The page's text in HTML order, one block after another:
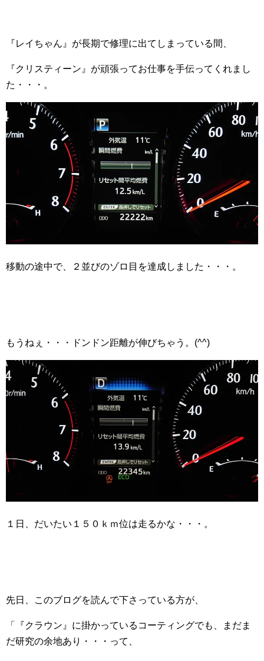
『レイちゃん』が長期で修理に出てしまっている間、
『クリスティーン』が頑張ってお仕事を手伝ってくれまし
た・・・。
移動の途中で、２並びのゾロ目を達成しました・・・。
もうねぇ・・・ドンドン距離が伸びちゃう。(^^)
１日、だいたい１５０ｋｍ位は走るかな・・・。
先日、このブログを読んで下さっている方が、
「『クラウン』に掛かっているコーティングでも、まだま
だ研究の余地あり・・・って、